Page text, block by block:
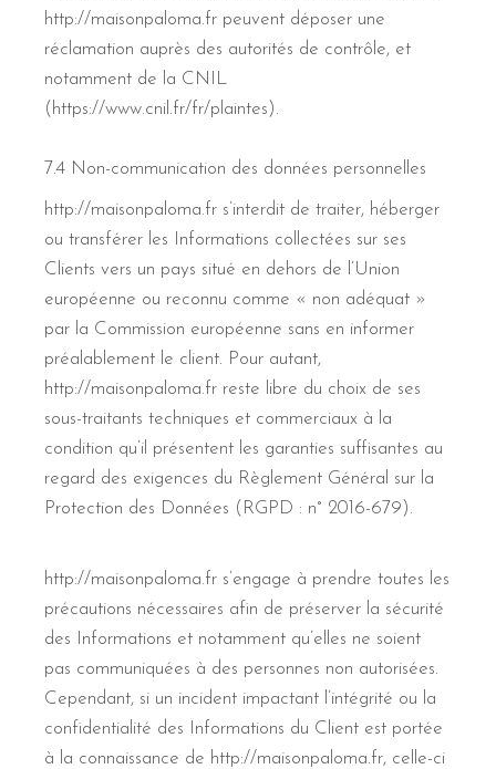
http://maisonpaloma.fr peuvent déposer une
réclamation auprès des autorités de contrôle, et
notamment de la CNIL
(https://www.cnil.fr/fr/plaintes).
7.4 Non-communication des données personnelles
http://maisonpaloma.fr s’interdit de traiter, héberger
ou transférer les Informations collectées sur ses
Clients vers un pays situé en dehors de l’Union
européenne ou reconnu comme « non adéquat »
par la Commission européenne sans en informer
préalablement le client. Pour autant,
http://maisonpaloma.fr reste libre du choix de ses
sous-traitants techniques et commerciaux à la
condition qu’il présentent les garanties suffisantes au
regard des exigences du Règlement Général sur la
Protection des Données (RGPD : n° 2016-679).
http://maisonpaloma.fr s’engage à prendre toutes les
précautions nécessaires afin de préserver la sécurité
des Informations et notamment qu’elles ne soient
pas communiquées à des personnes non autorisées.
Cependant, si un incident impactant l’intégrité ou la
confidentialité des Informations du Client est portée
à la connaissance de http://maisonpaloma.fr, celle-ci